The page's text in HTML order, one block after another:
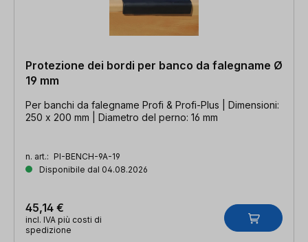
Protezione dei bordi per banco da falegname Ø
19 mm
Per banchi da falegname Profi & Profi-Plus | Dimensioni:
250 x 200 mm | Diametro del perno: 16 mm
n. art.: PI-BENCH-9A-19
Disponibile dal 04.08.2026
45,14 €
incl. IVA più costi di
spedizione